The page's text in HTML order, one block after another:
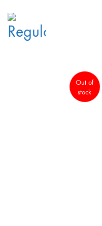
Out of
stock